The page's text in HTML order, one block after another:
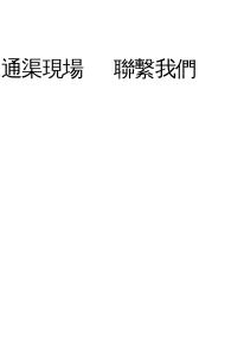
通渠現場 聯繫我們